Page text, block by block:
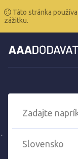
Táto stránka
zážitku.